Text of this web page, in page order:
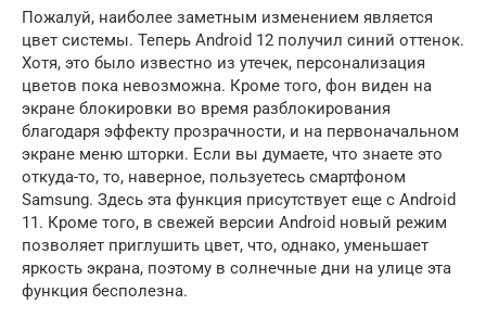
Пожалуй, наиболее заметным изменением является
цвет системы. Теперь Android 12 получил синий оттенок.
Хотя, это было известно из утечек, персонализация
цветов пока невозможна. Кроме того, фон виден на
экране блокировки во время разблокирования
благодаря эффекту прозрачности, и на первоначальном
экране меню шторки. Если вы думаете, что знаете это
откуда-то, то, наверное, пользуетесь смартфоном
Samsung. Здесь эта функция присутствует еще с Android
11. Кроме того, в свежей версии Android новый режим
позволяет приглушить цвет, что, однако, уменьшает
яркость экрана, поэтому в солнечные дни на улице эта
функция бесполезна.